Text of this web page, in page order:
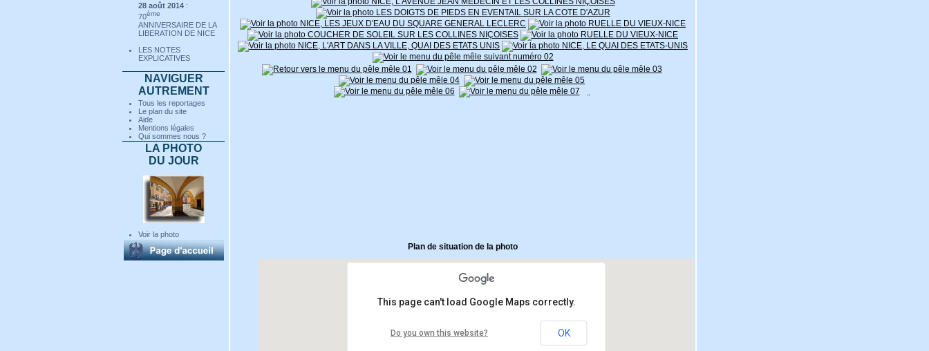
28 août 2014 :
70ème
ANNIVERSAIRE DE LA
LIBERATION DE NICE
LES NOTES
EXPLICATIVES
NAVIGUER
AUTREMENT
Tous les reportages
Le plan du site
Aide
Mentions légales
Qui sommes nous ?
LA PHOTO
DU JOUR
Voir la photo
Plan de situation de la photo
Le Comté de Nice en Images
This page can't load Google Maps correctly.
Do you own this website? OK